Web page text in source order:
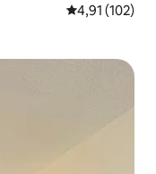
4,91 de uma
4,91 (102)